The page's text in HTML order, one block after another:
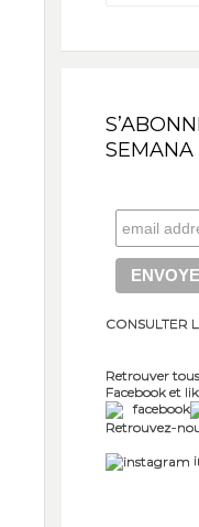
SEMANA
CONSULTER
Retrouver
Facebook et
facebook
Retrouvez-